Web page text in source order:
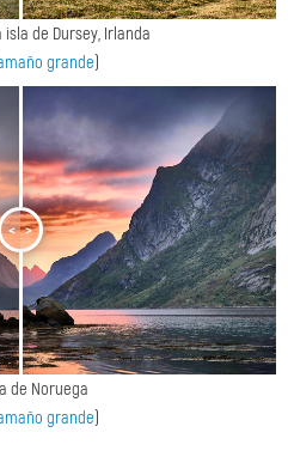
de Dursey, Irlanda
grande)
< >
de Noruega
grande)